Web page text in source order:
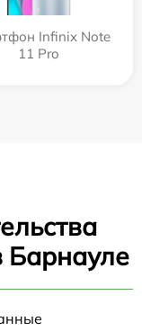
Infinix Note
11 Pro
Барнауле